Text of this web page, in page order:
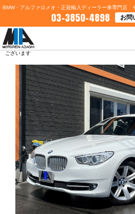
BMW・アルファロメオ・正規輸入ディーラー車専門店
03-3850-4898 お問
HOME>ブログ一覧
ございます